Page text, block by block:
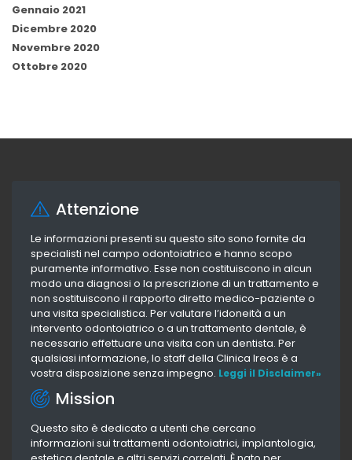
Gennaio 2021
Dicembre 2020
Novembre 2020
Ottobre 2020
Attenzione
Le informazioni presenti su questo sito sono fornite da
specialisti nel campo odontoiatrico e hanno scopo
puramente informativo. Esse non costituiscono in alcun
modo una diagnosi o la prescrizione di un trattamento e
non sostituiscono il rapporto diretto medico-paziente o
una visita specialistica. Per valutare l’idoneità a un
intervento odontoiatrico o a un trattamento dentale, è
necessario effettuare una visita con un dentista. Per
qualsiasi informazione, lo staff della Clinica Ireos è a
vostra disposizione senza impegno. Leggi il Disclaimer»
Mission
Questo sito è dedicato a utenti che cercano
informazioni sui trattamenti odontoiatrici, implantologia,